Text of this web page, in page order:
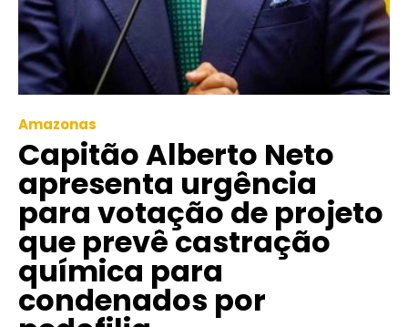
Amazonas
Capitão Alberto Neto
apresenta urgência
para votação de projeto
que prevê castração
química para
condenados por